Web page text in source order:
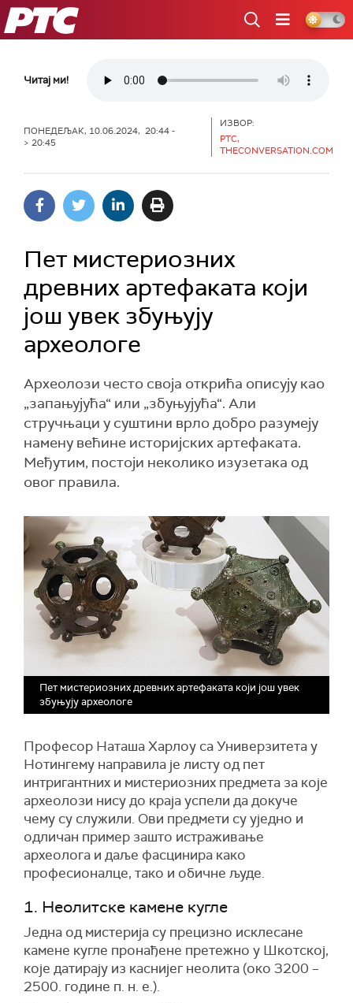
РТС
Читај ми!
ПОНЕДЕЉАК, 10.06.2024, 20:44 -
> 20:45
ИЗВОР:
РТС,
THECONVERSATION.COM
Пет мистериозних
древних артефаката који
још увек збуњују
археологе
Археолози често своја открића описују као
„запањујућа“ или „збуњујућа“. Али
стручњаци у суштини врло добро разумеју
намену већине историјских артефаката.
Међутим, постоји неколико изузетака од
овог правила.
Пет мистериозних древних артефаката који још увек
збуњују археологе
Професор Наташа Харлоу са Универзитета у
Нотингему направила је листу од пет
интригантних и мистериозних предмета за које
археолози нису до краја успели да докуче
чему су служили. Ови предмети су уједно и
одличан пример зашто истраживање
археолога и даље фасцинира како
професионалце, тако и обичне људе.
1. Неолитске камене кугле
Једна од мистерија су прецизно исклесане
камене кугле пронађене претежно у Шкотској,
које датирају из каснијег неолита (око 3200 –
2500. године п. н. е.).